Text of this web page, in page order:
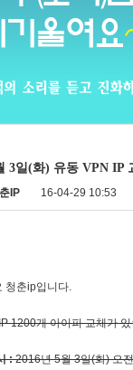
3일(화) 유동 VPN IP
IP 16-04-29 10:53
청춘ip입니다.
1200개 아이피 교체가
:2016년 5월 3일(화) 오